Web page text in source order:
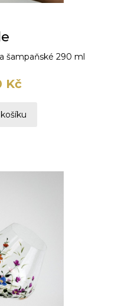
šampaňské 290 ml
Kč